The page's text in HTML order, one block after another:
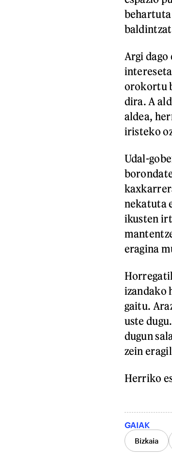
Argi dago
orokortu
dira. A
aldea,
iristeko
Udal-
nekatuta
ikusten
eragina
izandako
gaitu.
uste
dugun
zein
Herriko
GAIAK
Bizkaia